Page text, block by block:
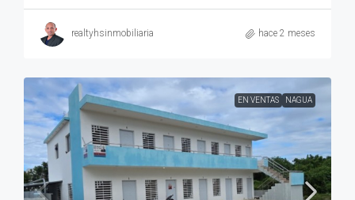
realtyhsinmobiliaria hace 2 meses
EN VENTAS NAGUA